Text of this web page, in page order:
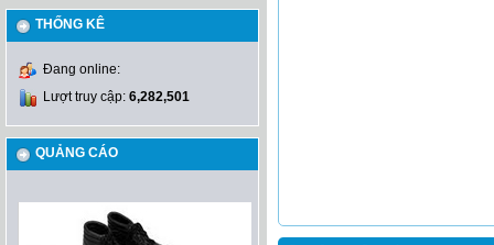
THỐNG KÊ
Đang online:
Lượt truy cập: 6,282,501
QUẢNG CÁO